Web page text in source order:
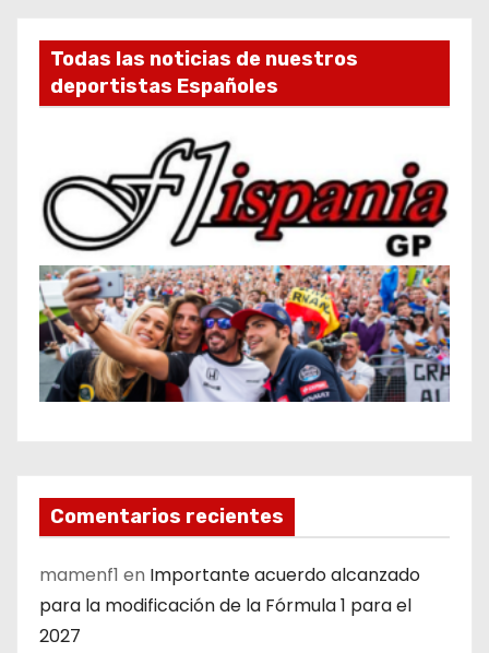
Todas las noticias de nuestros
deportistas Españoles
Comentarios recientes
mamenf1 en Importante acuerdo alcanzado
para la modificación de la Fórmula 1 para el
2027